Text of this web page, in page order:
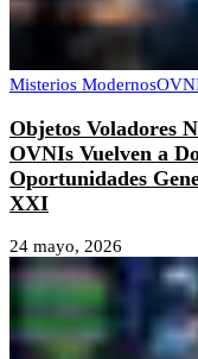
Misterios Modernos
Objetos Voladores
OVNIs Vuelven a
Oportunidades
XXI
24 mayo, 2026